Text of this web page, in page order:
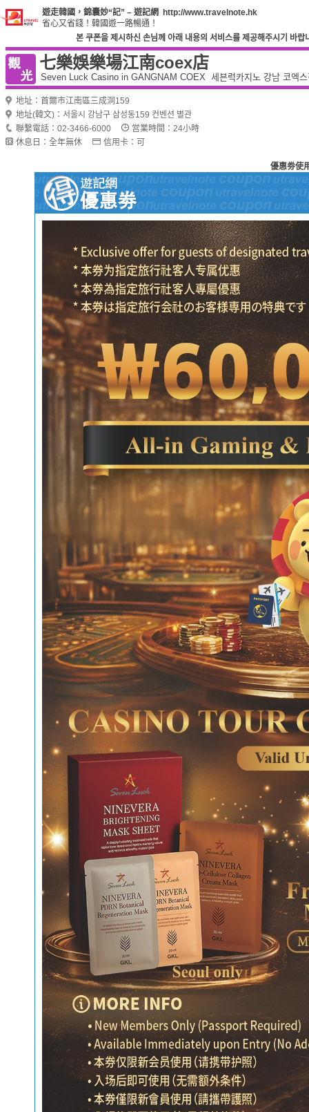
遊走韓國，錦囊妙“記” – 遊記網 http://www.travelnote.hk
省心又省錢！韓國遊一路暢通！
본 쿠폰을 제시하신 손님께 아래 내용의 서비스를 제공해주시기 바
七樂娛樂場江南coex店
Seven Luck Casino in GANGNAM COEX 세븐럭카지노 강남 코엑스
地址：首爾市江南區三成洞159
地址(韓文)：서울시 강남구 삼성동159 컨벤션 별관
聯繫電話：02-3466-6000
営業時間：24小時
休息日：全年無休
信用卡：可
優惠劵使